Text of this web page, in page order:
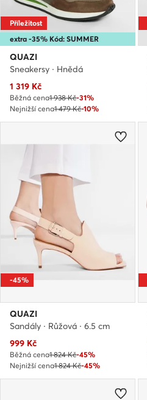
extra -35% Kód: SUMMER
Příležitost
QUAZI
Sneakersy · Hnědá
Aktuální cena
1 319 Kč
Běžná cena1 938 Kč-31%
Nejnižší cena1 479 Kč-10%
-45%
QUAZI
Sandály · Růžová · 6.5 cm
Aktuální cena
999 Kč
Běžná cena1 824 Kč-45%
Nejnižší cena1 824 Kč-45%